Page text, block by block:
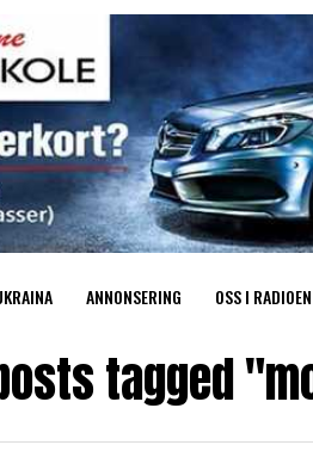
ANNONSERING OSS I RADIOEN
tagged